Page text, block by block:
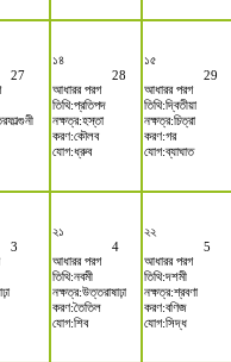
27
১৪
28
আধারর পরগ
তিথি:প্রতিপদ
নক্ষত্র:হস্তা
করণ:কৌলব
যোগ:ধ্রুব
১৫
29
আধারর পরগ
তিথি:দ্বিতীয়া
নক্ষত্র:চিত্রা
করণ:গর
যোগ:ব্যাঘাত
3
২১
4
আধারর পরগ
তিথি:নবমী
নক্ষত্র:উত্তরাষাঢ়া
করণ:তৈতিল
যোগ:শিব
২২
5
আধারর পরগ
তিথি:দশমী
নক্ষত্র:শ্রবণা
করণ:বণিজ
যোগ:সিদ্ধ